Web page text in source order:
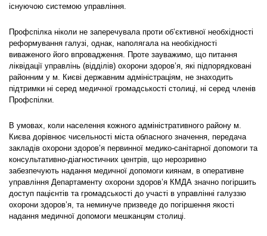
існуючою системою управління.
Профспілка ніколи не заперечувала проти об’єктивної необхідності
реформування галузі, однак, наполягала на необхідності
виваженого його впровадження. Проте зауважимо, що питання
ліквідації управлінь (відділів) охорони здоров’я, які підпорядковані
районним у м. Києві державним адміністраціям, не знаходить
підтримки ні серед медичної громадськості столиці, ні серед членів
Профспілки.
В умовах, коли населення кожного адміністративного району м.
Києва дорівнює чисельності міста обласного значення, передача
закладів охорони здоров’я первинної медико-санітарної допомоги та
консультативно-діагностичних центрів, що нерозривно
забезпечують надання медичної допомоги киянам, в оперативне
управління Департаменту охорони здоров’я КМДА значно погіршить
доступ пацієнтів та громадськості до участі в управлінні галуззю
охорони здоров’я, та неминуче призведе до погіршення якості
надання медичної допомоги мешканцям столиці.